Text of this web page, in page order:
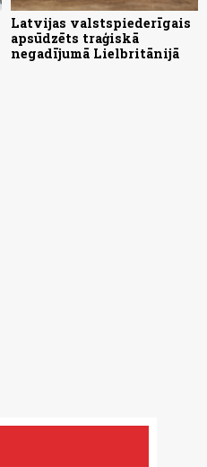
Latvijas valstspiederīgais
apsūdzēts traģiskā
negadījumā Lielbritānijā